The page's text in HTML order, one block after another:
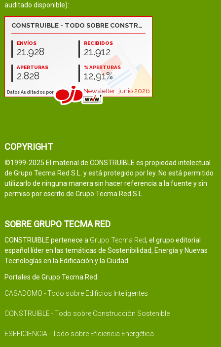
auditado disponible):
COPYRIGHT
©1999-2025 El material de CONSTRUIBLE es propiedad intelectual
de Grupo Tecma Red S.L. y está protegido por ley. No está permitido
utilizarlo de ninguna manera sin hacer referencia a la fuente y sin
permiso por escrito de Grupo Tecma Red S.L.
SOBRE GRUPO TECMA RED
CONSTRUIBLE pertenece a Grupo Tecma Red, el grupo editorial
español líder en las temáticas de Sostenibilidad, Energía y Nuevas
Tecnologías en la Edificación y la Ciudad.
Portales de Grupo Tecma Red:
CASADOMO - Todo sobre Edificios Inteligentes
CONSTRUIBLE - Todo sobre Construcción Sostenible
ESEFICIENCIA - Todo sobre Eficiencia Energética